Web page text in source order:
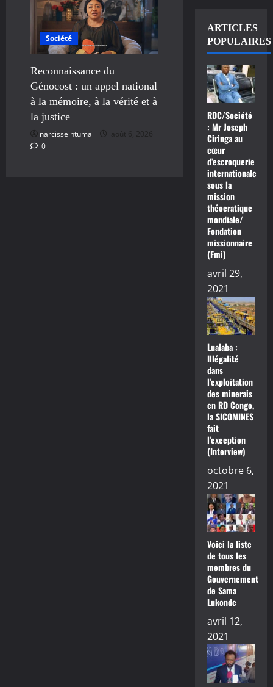
Société
Reconnaissance du
Génocost : un appel national
à la mémoire, à la vérité et à
la justice
narcisse ntuma
août 6, 2026
0
ARTICLES
POPULAIRES
RDC/Société
: Mr Joseph
Ciringa au
cœur
d’escroquerie
internationale
sous la
mission
théocratique
mondiale/
Fondation
missionnaire
(Fmi)
avril 29,
2021
Lualaba :
Illégalité
dans
l’exploitation
des minerais
en RD Congo,
la SICOMINES
fait
l’exception
(Interview)
octobre 6,
2021
Voici la liste
de tous les
membres du
Gouvernement
de Sama
Lukonde
avril 12,
2021